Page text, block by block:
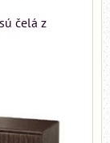
čelá z